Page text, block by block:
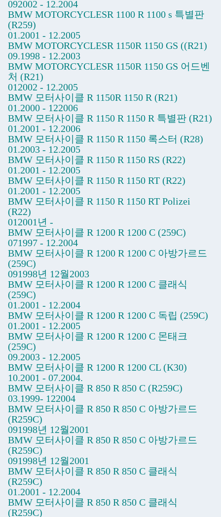
092002 - 12.2004
BMW MOTORCYCLESR 1100 R 1100 s 특별판
(R259)
01.2001 - 12.2005
BMW MOTORCYCLESR 1150R 1150 GS ((R21)
09.1998 - 12.2003
BMW MOTORCYCLESR 1150R 1150 GS 어드벤
처 (R21)
012002 - 12.2005
BMW 모터사이클 R 1150R 1150 R (R21)
01.2000 - 122006
BMW 모터사이클 R 1150 R 1150 R 특별판 (R21)
01.2001 - 12.2006
BMW 모터사이클 R 1150 R 1150 록스터 (R28)
01.2003 - 12.2005
BMW 모터사이클 R 1150 R 1150 RS (R22)
01.2001 - 12.2005
BMW 모터사이클 R 1150 R 1150 RT (R22)
01.2001 - 12.2005
BMW 모터사이클 R 1150 R 1150 RT Polizei
(R22)
012001년 -
BMW 모터사이클 R 1200 R 1200 C (259C)
071997 - 12.2004
BMW 모터사이클 R 1200 R 1200 C 아방가르드
(259C)
091998년 12월2003
BMW 모터사이클 R 1200 R 1200 C 클래식
(259C)
01.2001 - 12.2004
BMW 모터사이클 R 1200 R 1200 C 독립 (259C)
01.2001 - 12.2005
BMW 모터사이클 R 1200 R 1200 C 몬태크
(259C)
09.2003 - 12.2005
BMW 모터사이클 R 1200 R 1200 CL (K30)
10.2001 - 07.2004.
BMW 모터사이클 R 850 R 850 C (R259C)
03.1999- 122004
BMW 모터사이클 R 850 R 850 C 아방가르드
(R259C)
091998년 12월2001
BMW 모터사이클 R 850 R 850 C 아방가르드
(R259C)
091998년 12월2001
BMW 모터사이클 R 850 R 850 C 클래식
(R259C)
01.2001 - 12.2004
BMW 모터사이클 R 850 R 850 C 클래식
(R259C)